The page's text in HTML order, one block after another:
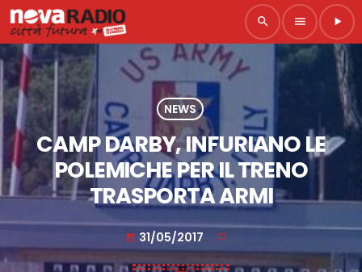
search menu play_arrow
NEWS
CAMP DARBY, INFURIANO LE
POLEMICHE PER IL TRENO
TRASPORTA ARMI
today 31/05/2017